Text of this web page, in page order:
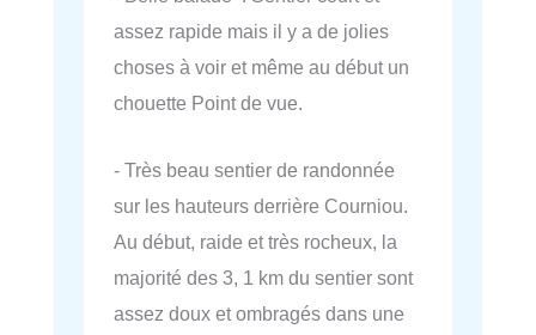
assez rapide mais il y a de jolies
choses à voir et même au début un
chouette Point de vue.
- Très beau sentier de randonnée
sur les hauteurs derrière Courniou.
Au début, raide et très rocheux, la
majorité des 3, 1 km du sentier sont
assez doux et ombragés dans une